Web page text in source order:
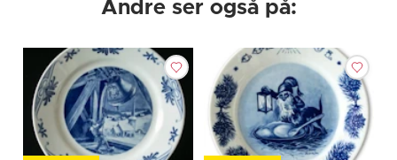
Andre ser også på: